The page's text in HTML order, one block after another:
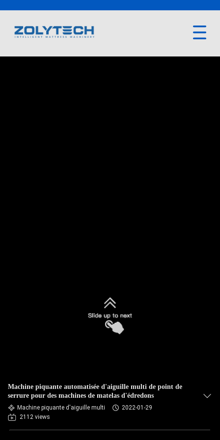
Machine piquante automatisée d'aiguille multi de point de
serrure pour des machines de matelas d'édredons
Machine piquante d'aiguille multi
2022-01-29
2112 views